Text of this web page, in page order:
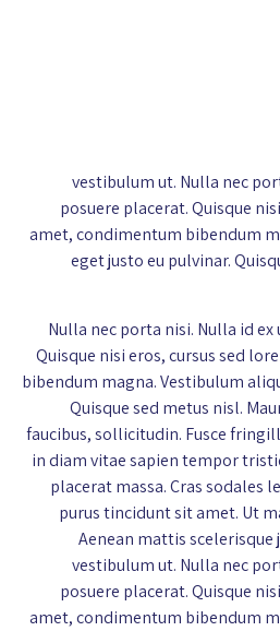
vestibulum ut. Nulla nec
posuere placerat. Quisque
amet, condimentum bibendum
eget justo eu pulvinar.
Nulla nec porta nisi. Nulla id
Quisque nisi eros, cursus sed
bibendum magna. Vestibulum
Quisque sed metus nisl.
faucibus, sollicitudin. Fusce
in diam vitae sapien tempor
placerat massa. Cras sodales
purus tincidunt sit amet. Ut
Aenean mattis
vestibulum ut. Nulla nec
posuere placerat. Quisque
amet, condimentum bibendum